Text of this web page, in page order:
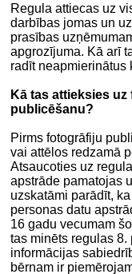
Regula attiecas uz
darbības jomas un
prasības
apgrozījuma. Kā arī
radīt neapmierinātus
Kā tas attieksies
publicēšanu?
Pirms fotogrāfiju
vai attēlos redzamā
Atsaucoties uz
apstrāde pamatojas
uzskatāmi parādīt,
personas datu
16 gadu vecumam
tas minēts regulas 8.
informācijas
bērnam ir